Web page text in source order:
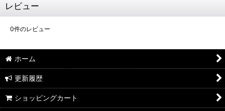
レビュー
0件のレビュー
ホーム
更新履歴
ショッピングカート